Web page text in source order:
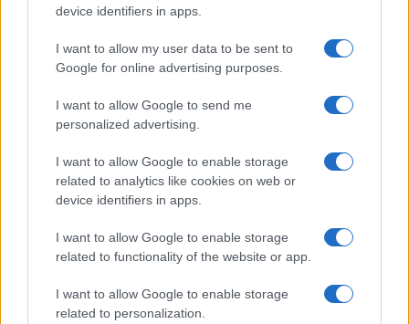
device identifiers in apps.
I want to allow my user data to be sent to
Google for online advertising purposes.
I want to allow Google to send me
personalized advertising.
I want to allow Google to enable storage
related to analytics like cookies on web or
device identifiers in apps.
I want to allow Google to enable storage
related to functionality of the website or app.
I want to allow Google to enable storage
related to personalization.
Petrolio in calo: Brent a 91,82$, ribassi a due cifre per greggio
Andrea Innocenti · 5 Ago 2026